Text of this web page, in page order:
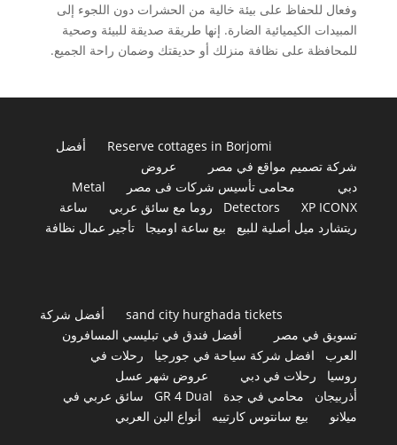
وفعال للحفاظ على بيئة خالية من الحشرات دون اللجوء إلى
المبيدات الكيميائية الضارة. إنها طريقة صديقة للبيئة وصحية
للمحافظة على نظافة منزلك أو حديقتك وضمان راحة الجميع.
Reserve cottages in Borjomi
أفضل
شركة تصميم مواقع في مصر
عروض
دبي
محامى تأسيس شركات فى مصر
Metal
Detectors
XP ICONX روما مع سائق عربي
ساعة
ريتشارد ميل أصلية للبيع
بيع ساعة اوميجا تأجير عمال نظافة
sand city hurghada tickets
أفضل شركة
تسويق في مصر
أفضل فندق في تبليسي المسافرون
العرب
افضل شركة سياحة في جورجيا
رحلات في
روسيا
رحلات في دبي
عروض شهر عسل
أذربيجان
محامي في جدة GR 4 Dual
سائق عربي في
ميلانو
بيع سانتوس كارتييه أنواع البن العربي